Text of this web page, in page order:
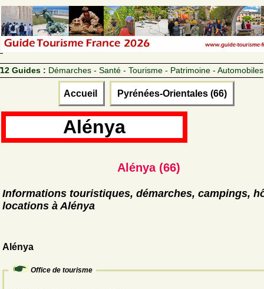
12 Guides : Démarches - Santé - Tourisme - Patrimoine - Automobiles
Accueil Pyrénées-Orientales (66)
Alénya
Alénya (66)
Informations touristiques, démarches, campings,
locations à Alénya
Alénya
Office de tourisme